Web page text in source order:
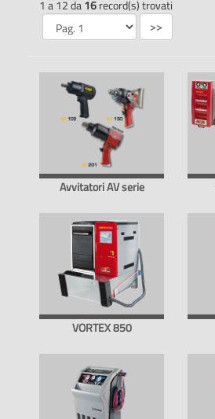
1 a 12 da16record(s) trovati
>>
Avvitatori AV serie
VORTEX 850